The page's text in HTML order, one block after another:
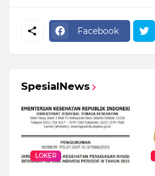
Facebook
SpesialNews
LOKER